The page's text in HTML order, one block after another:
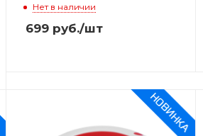
Нет в наличии
699 руб./шт